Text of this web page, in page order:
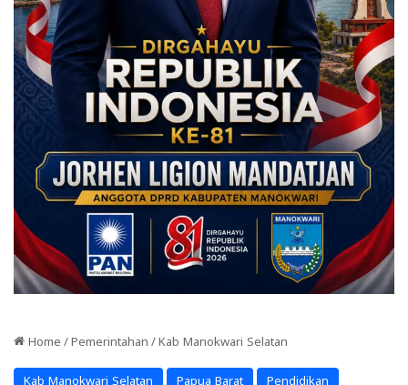
Home / Pemerintahan / Kab Manokwari Selatan
Kab Manokwari Selatan Papua Barat Pendidikan